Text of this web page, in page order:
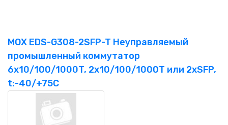
MOX EDS-G308-2SFP-T Неуправляемый
промышленный коммутатор
6x10/100/1000T, 2x10/100/1000T или 2xSFP,
t:-40/+75C